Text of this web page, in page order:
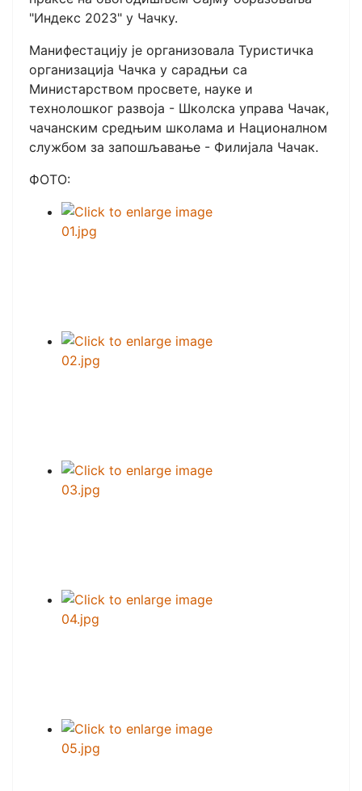
"Индекс 2023" у Чачку.
Манифестацију је организовала Туристичка
организација Чачка у сарадњи са
Министарством просвете, науке и
технолошког развоја - Школска управа Чачак,
чачанским средњим школама и Националном
службом за запошљавање - Филијала Чачак.
ФОТО: